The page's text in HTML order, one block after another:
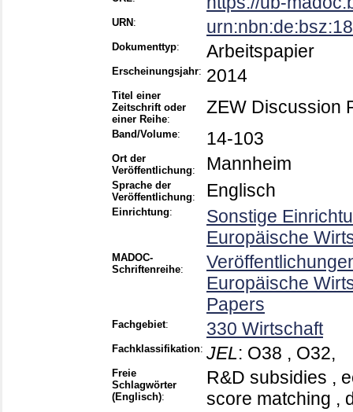
URN :
Dokumenttyp: Arbeitspapier
Erscheinungsjahr: 2014
Titel einer
Zeitschrift oder
einer Reihe:
ZEW Discussion
Band/Volume: 14-103
Ort der
Veröffentlichung: Mannheim
Sprache der
Veröffentlichung: Englisch
Einrichtung:
Sonstige
Europäische
MADOC-
Schriftenreihe:
Europäische
Papers
Fachgebiet: 330 Wirtschaft
Fachklassifikation: JEL: O38 , O32,
Freie
Schlagwörter
(Englisch):
R&D subsidies ,
score matching ,